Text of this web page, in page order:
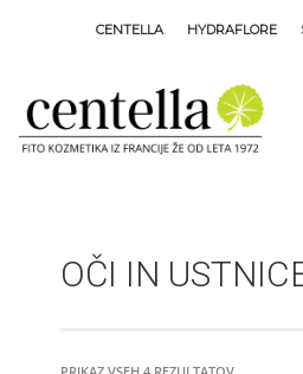
CENTELLA HYDRAFLORE
OČI IN